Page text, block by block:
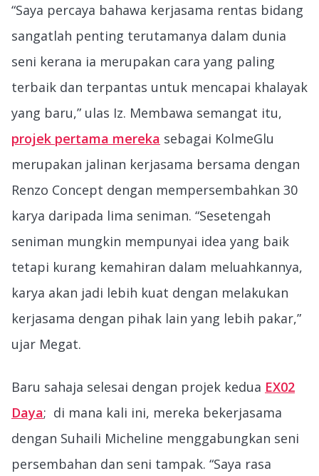
“Saya percaya bahawa kerjasama rentas bidang
sangatlah penting terutamanya dalam dunia
seni kerana ia merupakan cara yang paling
terbaik dan terpantas untuk mencapai khalayak
yang baru,” ulas Iz. Membawa semangat itu,
projek pertama mereka sebagai KolmeGlu
merupakan jalinan kerjasama bersama dengan
Renzo Concept dengan mempersembahkan 30
karya daripada lima seniman. “Sesetengah
seniman mungkin mempunyai idea yang baik
tetapi kurang kemahiran dalam meluahkannya,
karya akan jadi lebih kuat dengan melakukan
kerjasama dengan pihak lain yang lebih pakar,”
ujar Megat.
Baru sahaja selesai dengan projek kedua EX02
Daya; di mana kali ini, mereka bekerjasama
dengan Suhaili Micheline menggabungkan seni
persembahan dan seni tampak. “Saya rasa